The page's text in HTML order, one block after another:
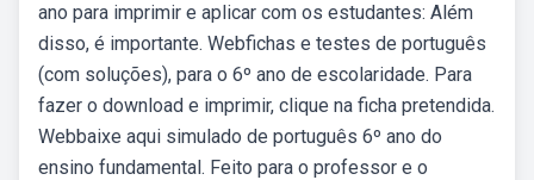
ano para imprimir e aplicar com os estudantes: Além
disso, é importante. Webfichas e testes de português
(com soluções), para o 6º ano de escolaridade. Para
fazer o download e imprimir, clique na ficha pretendida.
Webbaixe aqui simulado de português 6º ano do
ensino fundamental. Feito para o professor e o